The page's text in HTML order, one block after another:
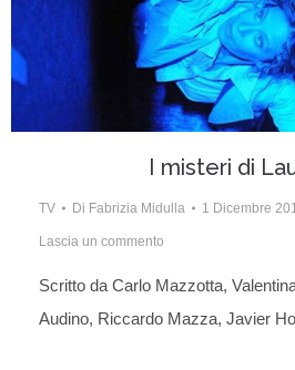
I misteri di
TV Di Fabrizia Midulla 1 Dicembre
Lascia un commento
Scritto da Carlo Mazzotta,
Audino, Riccardo Mazza, Javier